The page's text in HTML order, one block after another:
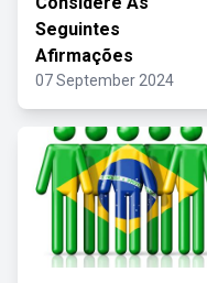
Seguintes
Afirmações
07 September 2024